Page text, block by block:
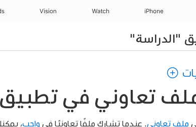
iPhone
Watch
Vision
"الدراسة"
تعاوني في تطبيق
ملف تعاوني . عندما تشارك ملفًا تعاونيًا فيواجب،